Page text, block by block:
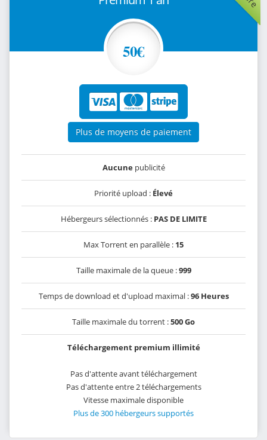
50€
Plus de moyens de paiement
Aucunepublicité
Priorité upload : Élevé
Hébergeurs sélectionnés : PAS DE LIMITE
Max Torrent en parallèle : 15
Taille maximale de la queue :999
Temps de download et d'upload maximal :96 Heures
Taille maximale du torrent :500 Go
Téléchargement premium illimité
Pas d'attente avant téléchargement
Pas d'attente entre 2 téléchargements
Vitesse maximale disponible
Plus de 300 hébergeurs supportés